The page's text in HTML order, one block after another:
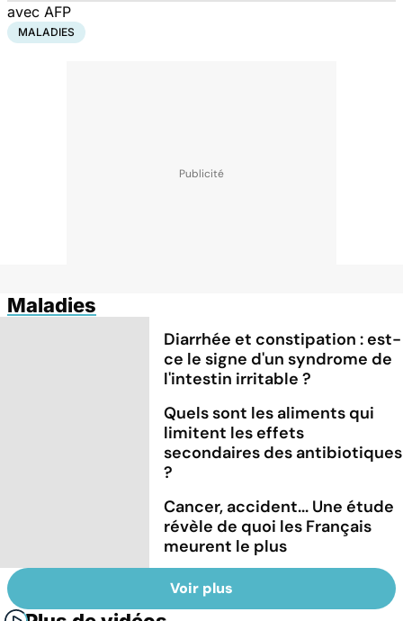
avec AFP
MALADIES
Maladies
Diarrhée et constipation : est-
ce le signe d'un syndrome de
l'intestin irritable ?
Quels sont les aliments qui
limitent les effets
secondaires des antibiotiques
?
Cancer, accident... Une étude
révèle de quoi les Français
meurent le plus
Voir plus